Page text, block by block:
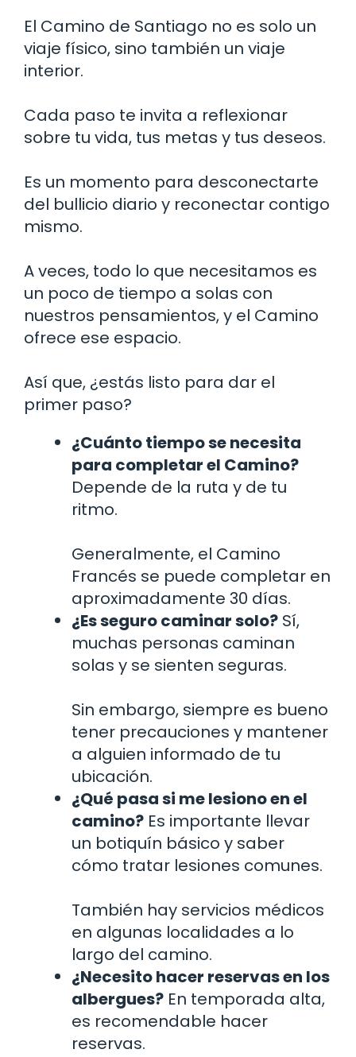
El Camino de Santiago no es solo un
viaje físico, sino también un viaje
interior.
Cada paso te invita a reflexionar
sobre tu vida, tus metas y tus deseos.
Es un momento para desconectarte
del bullicio diario y reconectar contigo
mismo.
A veces, todo lo que necesitamos es
un poco de tiempo a solas con
nuestros pensamientos, y el Camino
ofrece ese espacio.
Así que, ¿estás listo para dar el
primer paso?
¿Cuánto tiempo se necesita
para completar el Camino?
Depende de la ruta y de tu
ritmo.
Generalmente, el Camino
Francés se puede completar en
aproximadamente 30 días.
¿Es seguro caminar solo? Sí,
muchas personas caminan
solas y se sienten seguras.
Sin embargo, siempre es bueno
tener precauciones y mantener
a alguien informado de tu
ubicación.
¿Qué pasa si me lesiono en el
camino? Es importante llevar
un botiquín básico y saber
cómo tratar lesiones comunes.
También hay servicios médicos
en algunas localidades a lo
largo del camino.
¿Necesito hacer reservas en los
albergues? En temporada alta,
es recomendable hacer
reservas.